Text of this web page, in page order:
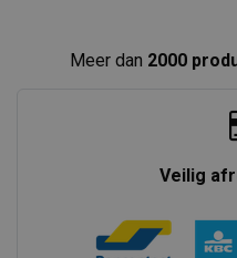
Meer dan 2000
Veilig